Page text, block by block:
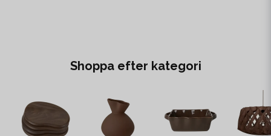
Shoppa efter kategori